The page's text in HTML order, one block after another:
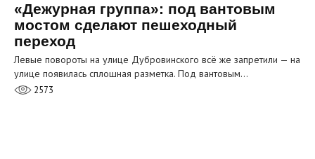
«Дежурная группа»: под вантовым
мостом сделают пешеходный
переход
Левые повороты на улице Дубровинского всё же запретили — на
улице появилась сплошная разметка. Под вантовым…
2573